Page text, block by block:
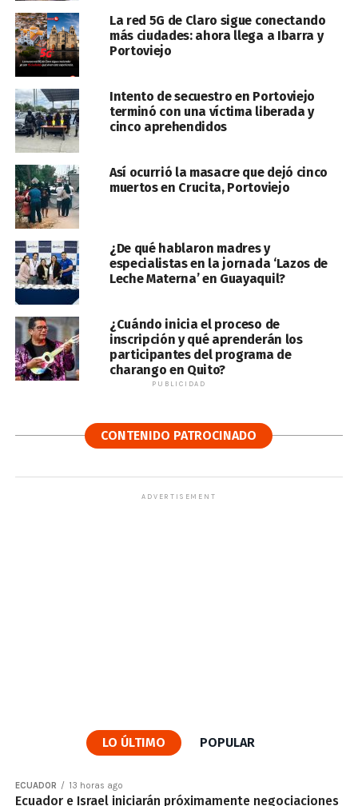
La red 5G de Claro sigue conectando
más ciudades: ahora llega a Ibarra y
Portoviejo
Intento de secuestro en Portoviejo
terminó con una víctima liberada y
cinco aprehendidos
Así ocurrió la masacre que dejó cinco
muertos en Crucita, Portoviejo
¿De qué hablaron madres y
especialistas en la jornada ‘Lazos de
Leche Materna’ en Guayaquil?
¿Cuándo inicia el proceso de
inscripción y qué aprenderán los
participantes del programa de
charango en Quito?
PUBLICIDAD
CONTENIDO PATROCINADO
ADVERTISEMENT
LO ÚLTIMO POPULAR
ECUADOR 13 horas ago
Ecuador e Israel iniciarán próximamente negociaciones